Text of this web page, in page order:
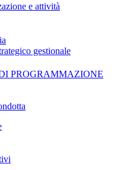
e attività
gestionale
PROGRAMMAZIONE